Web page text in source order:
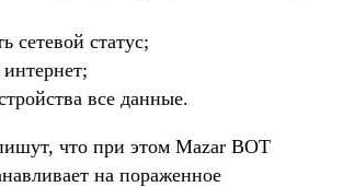
сетевой статус;
все данные.
что при этом Mazar BOT
на пораженное